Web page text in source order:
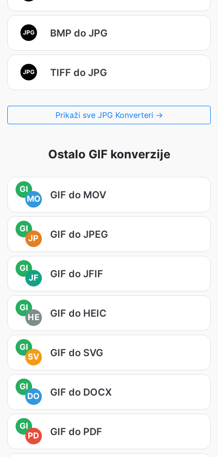
JPG BMP do JPG
JPG TIFF do JPG
Prikaži sve JPG Konverteri →
Ostalo GIF konverzije
GI
MO
GIF do MOV
GI
JP
GIF do JPEG
GI
JF
GIF do JFIF
GI
HE
GIF do HEIC
GI
SV
GIF do SVG
GI
DO
GIF do DOCX
GI
PD
GIF do PDF